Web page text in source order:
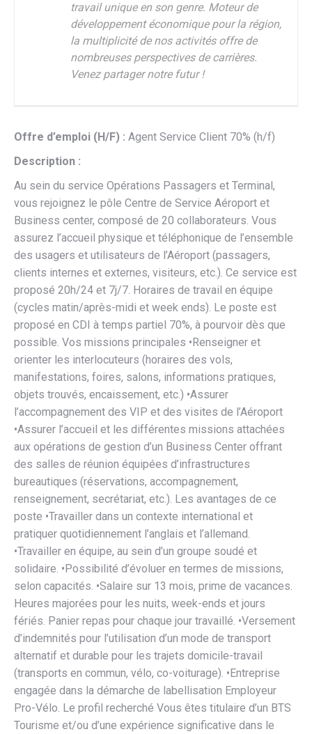
travail unique en son genre. Moteur de
développement économique pour la région,
la multiplicité de nos activités offre de
nombreuses perspectives de carrières.
Venez partager notre futur !
Offre d’emploi (H/F) : Agent Service Client 70% (h/f)
Description :
Au sein du service Opérations Passagers et Terminal,
vous rejoignez le pôle Centre de Service Aéroport et
Business center, composé de 20 collaborateurs. Vous
assurez l’accueil physique et téléphonique de l’ensemble
des usagers et utilisateurs de l’Aéroport (passagers,
clients internes et externes, visiteurs, etc.). Ce service est
proposé 20h/24 et 7j/7. Horaires de travail en équipe
(cycles matin/après-midi et week ends). Le poste est
proposé en CDI à temps partiel 70%, à pourvoir dès que
possible. Vos missions principales •Renseigner et
orienter les interlocuteurs (horaires des vols,
manifestations, foires, salons, informations pratiques,
objets trouvés, encaissement, etc.) •Assurer
l’accompagnement des VIP et des visites de l’Aéroport
•Assurer l’accueil et les différentes missions attachées
aux opérations de gestion d’un Business Center offrant
des salles de réunion équipées d’infrastructures
bureautiques (réservations, accompagnement,
renseignement, secrétariat, etc.). Les avantages de ce
poste •Travailler dans un contexte international et
pratiquer quotidiennement l’anglais et l’allemand.
•Travailler en équipe, au sein d’un groupe soudé et
solidaire. •Possibilité d’évoluer en termes de missions,
selon capacités. •Salaire sur 13 mois, prime de vacances.
Heures majorées pour les nuits, week-ends et jours
fériés. Panier repas pour chaque jour travaillé. •Versement
d’indemnités pour l’utilisation d’un mode de transport
alternatif et durable pour les trajets domicile-travail
(transports en commun, vélo, co-voiturage). •Entreprise
engagée dans la démarche de labellisation Employeur
Pro-Vélo. Le profil recherché Vous êtes titulaire d’un BTS
Tourisme et/ou d’une expérience significative dans le